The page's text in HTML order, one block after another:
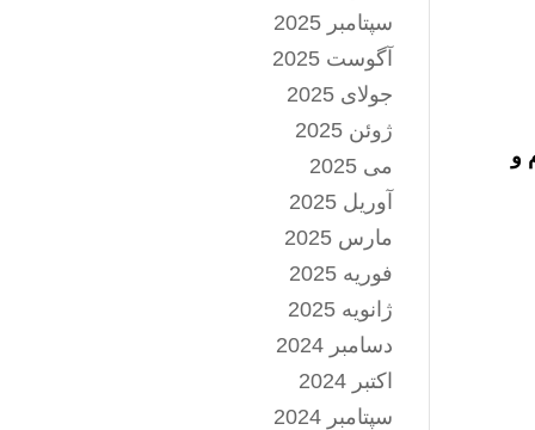
و
سپتامبر 2025
آگوست 2025
جولای 2025
ژوئن 2025
می 2025
آوریل 2025
مارس 2025
فوریه 2025
ژانویه 2025
دسامبر 2024
اکتبر 2024
سپتامبر 2024